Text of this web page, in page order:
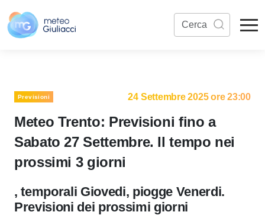
Previsioni 24 Settembre 2025 ore 23:00
Meteo Trento: Previsioni fino a
Sabato 27 Settembre. Il tempo nei
prossimi 3 giorni
, temporali Giovedi, piogge Venerdi.
Previsioni dei prossimi giorni